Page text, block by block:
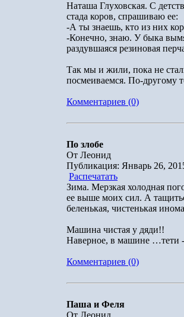
Наташа Глуховская. С
стада коров, спрашиваю ее:
-А ты знаешь, кто из них
-Конечно, знаю. У быка
раздувшаяся резиновая
Так мы и жили, пока не
посмеиваемся. По-другому
Комментариев (0)
По злобе
От Леонид
Публикация: Январь 26,
Распечатать
Зима. Мерзкая холодная
ее выше моих сил. А
беленькая, чистенькая
Машина чистая у дяди!!
Наверное, в машине …тети
Комментариев (0)
Паша и Феля
От Леонид